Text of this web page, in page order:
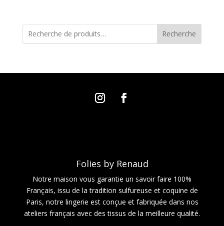
Recherche
Folies by Renaud
Notre maison vous garantie un savoir faire 100%
Français, issu de la tradition sulfureuse et coquine de
Paris, notre lingerie est conçue et fabriquée dans nos
ateliers français avec des tissus de la meilleure qualité.